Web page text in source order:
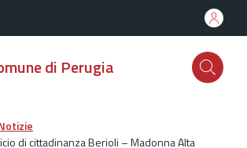
di Perugia
di cittadinanza Berioli – Madonna Alta